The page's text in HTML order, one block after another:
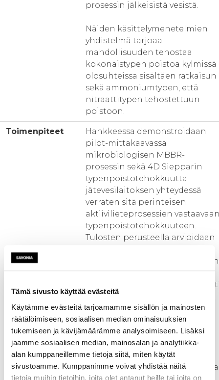
Tämä sivusto käyttää evästeitä
Käytämme evästeitä tarjoamamme sisällön ja mainosten
räätälöimiseen, sosiaalisen median ominaisuuksien
tukemiseen ja kävijämäärämme analysoimiseen. Lisäksi
jaamme sosiaalisen median, mainosalan ja analytiikka-
alan kumppaneillemme tietoja siitä, miten käytät
sivustoamme. Kumppanimme voivat yhdistää näitä
tietoja muihin tietoihin, joita olet antanut heille tai joita on
prosessin jälkeisistä vesistä.
Näiden käsittelymenetelmien
yhdistelmä tarjoaa
mahdollisuuden tehostaa
kokonaistypen poistoa kylmissä
olosuhteissa sisältäen ratkaisun
sekä ammoniumtypen, että
nitraattitypen tehostettuun
poistoon.
Toimenpiteet
Hankkeessa demonstroidaan
pilot-mittakaavassa
mikrobiologisen MBBR-
prosessin sekä 4D Siepparin
typenpoistotehokkuutta
jätevesilaitoksen yhteydessä
verraten sitä perinteisen
aktiivilieteprosessien
typenpoistotehokkuuteen.
Tulosten perusteella arvioidaan
yhdistelmäkäsittelymenetelmän
mahdollisuuksia tehostaa
kokonaistypen poistoa
kylmissä olosuhteissa.
Tavoitteena on muodostaa uusi
konsepti typen poiston
tehostamiseksi, joka on
mahdollista integroida
kustannustehokkaasti olemassa